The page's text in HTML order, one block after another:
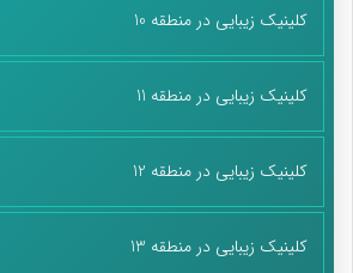
محصور و محدود بودند- مردم خوشحال شدند و
بیرون کردند، سنندج شد یک شهر عادی. خب،
مطلوبی هم هست؛ آن‌هایی که دیده‌اند،
زیبایی است. ایشان می‌گفت که دیدم یکی از
بساط آبمیوه‌گیری کنار خیابان راه انداخته؛
ایستادند و منتظر نوبتند که او آبمیوه بگیرد و
همین‌طور که هویج را می‌گذارد در ماشین
کلینیک زیبایی در منطقه 10
کلینیک زیبایی در منطقه 11
کلینیک زیبایی در منطقه 12
کلینیک زیبایی در منطقه 13